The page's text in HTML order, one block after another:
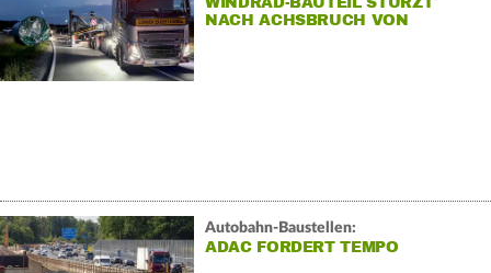
NACH ACHSBRUCH VON
Autobahn-Baustellen:
ADAC FORDERT TEMPO